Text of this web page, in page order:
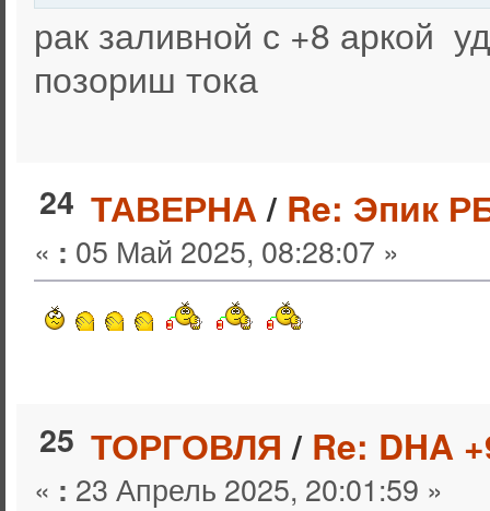
рак заливной с +8 аркой
позориш тока
24 ТАВЕРНА/ Re: Эпик
« : 05 Май 2025, 08:28:07 »
25 ТОРГОВЛЯ / Re: DHA
« : 23 Апрель 2025, 20:01:59 »